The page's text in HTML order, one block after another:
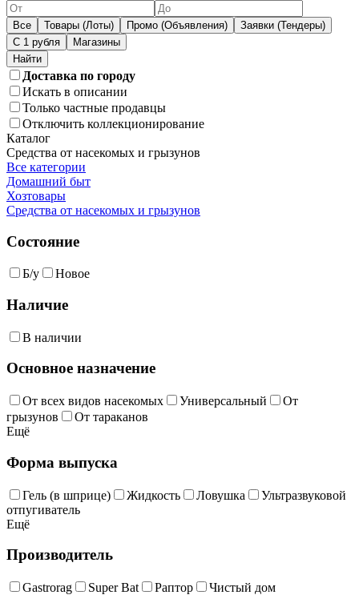
Все Товары (Лоты) Промо (Объявления)
Заявки (Тендеры)
С 1 рубля
Магазины
Доставка по городу
Искать в описании
Только частные продавцы
Отключить коллекционирование
Каталог
Средства от насекомых и грызунов
Все категории
Домашний быт
Хозтовары
Средства от насекомых и грызунов
Состояние
Б/у Новое
Наличие
В наличии
Основное назначение
От всех видов насекомых Универсальный
От
грызунов
От тараканов
Ещё
Форма выпуска
Гель (в шприце) Жидкость Ловушка
Ультразвуковой
отпугиватель
Ещё
Производитель
Gastrorag Super Bat Раптор Чистый дом